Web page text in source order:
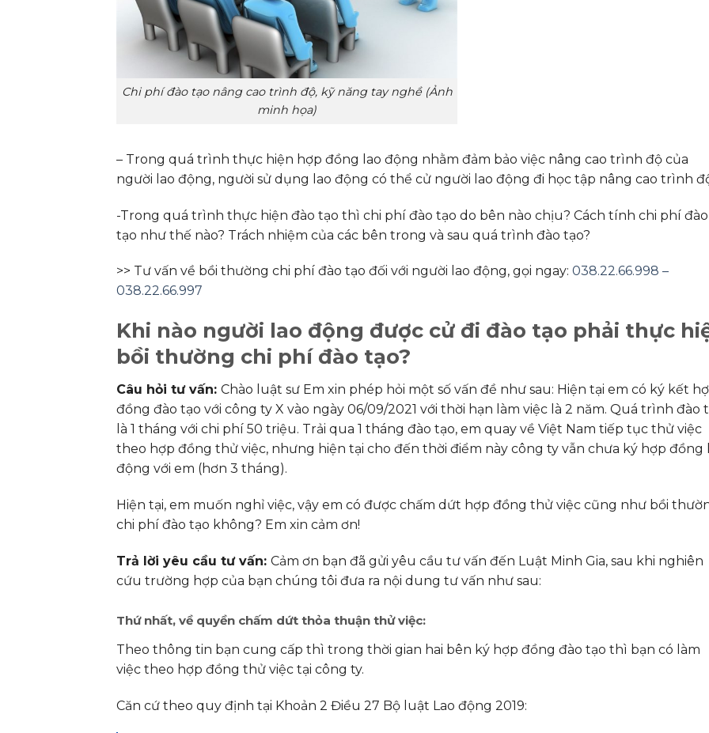
Chi phí đào tạo nâng cao trình độ, kỹ năng tay nghề (Ảnh
minh họa)
– Trong quá trình thực hiện hợp đồng lao động nhằm đảm bảo việc nâng cao trình độ của
người lao động, người sử dụng lao động có thể cử người lao động đi học tập nâng cao trình
-Trong quá trình thực hiện đào tạo thì chi phí đào tạo do bên nào chịu? Cách tính chi phí đào
tạo như thế nào? Trách nhiệm của các bên trong và sau quá trình đào tạo?
>> Tư vấn về bồi thường chi phí đào tạo đối với người lao động, gọi ngay: 038.22.66.998 –
038.22.66.997
Khi nào người lao động được cử đi đào tạo phải thực
bồi thường chi phí đào tạo?
Câu hỏi tư vấn: Chào luật sư Em xin phép hỏi một số vấn đề như sau: Hiện tại em có ký kết
đồng đào tạo với công ty X vào ngày 06/09/2021 với thời hạn làm việc là 2 năm. Quá trình đào
là 1 tháng với chi phí 50 triệu. Trải qua 1 tháng đào tạo, em quay về Việt Nam tiếp tục thử việc
theo hợp đồng thử việc, nhưng hiện tại cho đến thời điểm này công ty vẫn chưa ký hợp đồng
động với em (hơn 3 tháng).
Hiện tại, em muốn nghỉ việc, vậy em có được chấm dứt hợp đồng thử việc cũng như bồi
chi phí đào tạo không? Em xin cảm ơn!
Trả lời yêu cầu tư vấn: Cảm ơn bạn đã gửi yêu cầu tư vấn đến Luật Minh Gia, sau khi nghiên
cứu trường hợp của bạn chúng tôi đưa ra nội dung tư vấn như sau:
Thứ nhất, về quyền chấm dứt thỏa thuận thử việc:
Theo thông tin bạn cung cấp thì trong thời gian hai bên ký hợp đồng đào tạo thì bạn có làm
việc theo hợp đồng thử việc tại công ty.
Căn cứ theo quy định tại Khoản 2 Điều 27 Bộ luật Lao động 2019: